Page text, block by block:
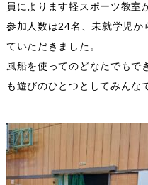
員によります軽スポーツ教室
参加人数は24名、未就学児か
ていただきました。
風船を使ってのどなたでもで
も遊びのひとつとしてみんな